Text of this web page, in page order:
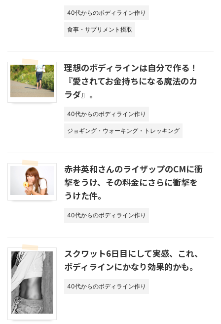
40代からのボディライン作り
食事・サプリメント摂取
理想のボディラインは自分で作る！
『愛されてお金持ちになる魔法のカ
ラダ』。
40代からのボディライン作り
ジョギング・ウォーキング・トレッキング
赤井英和さんのライザップのCMに衝
撃をうけ、その料金にさらに衝撃を
うけた件。
40代からのボディライン作り
スクワット6日目にして実感、これ、
ボディラインにかなり効果的かも。
40代からのボディライン作り